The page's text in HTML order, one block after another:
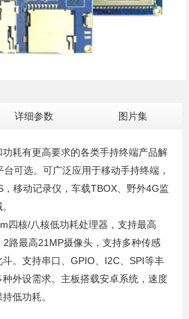
详细参数 图片集
有更高要求的各类手持终端产品解
可选。可广泛应用于移动手持终端，
移动记录仪，车载TBOX、野外4G监
核/八核低功耗处理器，支持最高
路最高21MP摄像头，支持多种传感
。支持串口、GPIO、I2C、SPI等丰
外设需求。主板搭载安卓系统，速度
低功耗。